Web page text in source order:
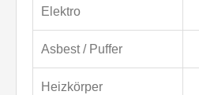
Elektro
Asbest / Puffer
Heizkörper